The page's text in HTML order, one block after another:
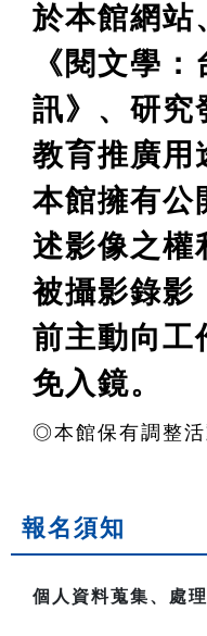
於本館網站
《閱文學
訊》、研究
教育推廣用
本館擁有公
述影像之權
被攝影錄影
前主動向工
免入鏡。
◎本館保有調整
報名須知
個人資料蒐集、處